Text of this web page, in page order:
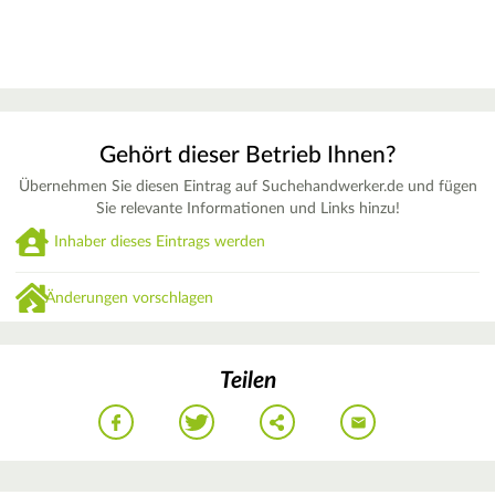
Gehört dieser Betrieb Ihnen?
Übernehmen Sie diesen Eintrag auf Suchehandwerker.de und fügen
Sie relevante Informationen und Links hinzu!
Inhaber dieses Eintrags werden
Änderungen vorschlagen
Teilen